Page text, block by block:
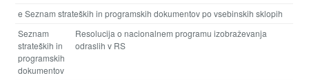
e Seznam strateških in programskih dokumentov po vsebinskih sklopih
Seznam
strateških in
programskih
dokumentov
Resolucija o nacionalnem programu izobraževanja
odraslih v RS